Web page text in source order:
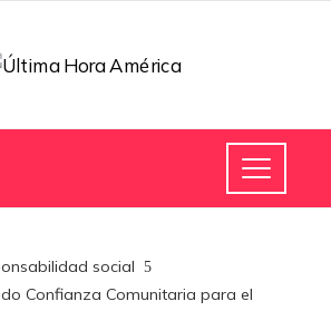
social
Confianza Comunitaria para el